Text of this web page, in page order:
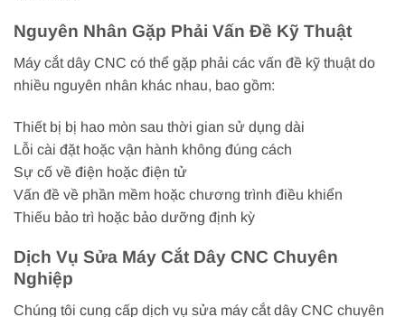
Nguyên Nhân Gặp Phải Vấn Đề Kỹ Thuật
Máy cắt dây CNC có thể gặp phải các vấn đề kỹ thuật do
nhiều nguyên nhân khác nhau, bao gồm:
Thiết bị bị hao mòn sau thời gian sử dụng dài
Lỗi cài đặt hoặc vận hành không đúng cách
Sự cố về điện hoặc điện tử
Vấn đề về phần mềm hoặc chương trình điều khiển
Thiếu bảo trì hoặc bảo dưỡng định kỳ
Dịch Vụ Sửa Máy Cắt Dây CNC Chuyên
Nghiệp
Chúng tôi cung cấp dịch vụ sửa máy cắt dây CNC chuyên